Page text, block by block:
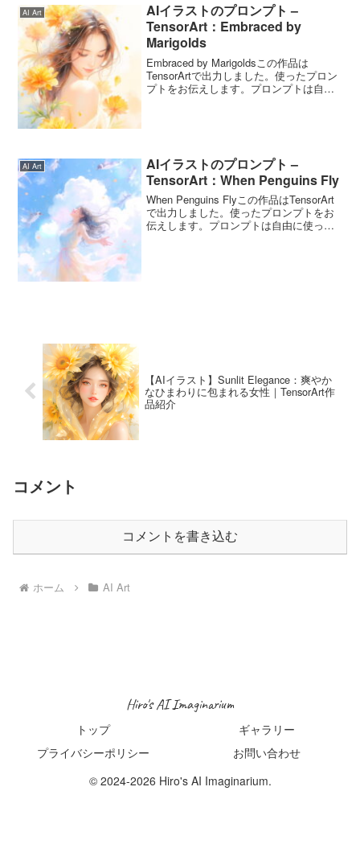
AI Art
AIイラストのプロンプト –
TensorArt：Embraced by
Marigolds
Embraced by Marigoldsこの作品は
TensorArtで出力しました。使ったプロン
プトをお伝えします。プロンプトは自由
AI Art
AIイラストのプロンプト –
TensorArt：When Penguins Fly
When Penguins Flyこの作品はTensorArt
で出力しました。使ったプロンプトをお
伝えします。プロンプトは自由に使って
【AIイラスト】Sunlit Elegance：爽やか
なひまわりに包まれる女性｜TensorArt作
品紹介
コメント
コメントを書き込む
ホーム AI Art
Hiro's AI Imaginarium
トップ
ギャラリー
プライバシーポリシー
お問い合わせ
© 2024-2026 Hiro's AI Imaginarium.